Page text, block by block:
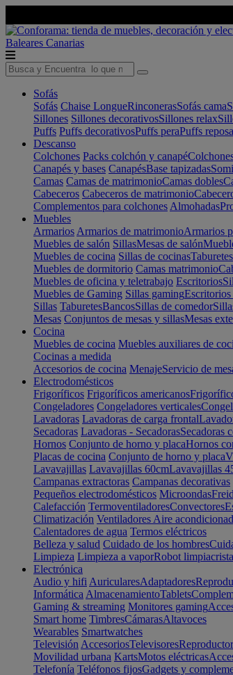
Baleares Canarias
Sofás
Sofás Chaise LongueRinconerasSofás cama
Sillones Sillones decorativosSillones relax
Puffs Puffs decorativosPuffs peraPuffs
Descanso
Colchones Packs colchón y canapé
Canapés y bases CanapésBase tapizadas
Camas Camas de matrimonioCamas dobles
Cabeceros Cabeceros de matrimonio
Complementos para colchones Almohadas
Muebles
Armarios Armarios de matrimonioArmarios
Muebles de salón SillasMesas de salón
Muebles de cocina Sillas de cocinas
Muebles de dormitorio Camas matrimonio
Muebles de oficina y teletrabajo Escritorios
Muebles de Gaming Sillas gaming
Sillas TaburetesBancosSillas de comedor
Mesas Conjuntos de mesas y sillasMesas
Cocina
Muebles de cocina Muebles auxiliares de
Cocinas a medida
Accesorios de cocina MenajeServicio de
Electrodomésticos
Frigoríficos Frigoríficos americanos
Congeladores Congeladores verticales
Lavadoras Lavadoras de carga frontal
Secadoras Lavadoras - SecadorasSecadoras
Hornos Conjunto de horno y placaHornos
Placas de cocina Conjunto de horno y placa
Lavavajillas Lavavajillas 60cmLavavajillas
Campanas extractoras Campanas decorativas
Pequeños electrodomésticos Microondas
Calefacción TermoventiladoresConvectores
Climatización Ventiladores Aire
Calentadores de agua Termos eléctricos
Belleza y salud Cuidado de los hombres
Limpieza Limpieza a vaporRobot
Electrónica
Audio y hifi AuricularesAdaptadores
Informática AlmacenamientoTablets
Gaming & streaming Monitores gaming
Smart home TimbresCámarasAltavoces
Wearables Smartwatches
Televisión AccesoriosTelevisores
Movilidad urbana KartsMotos eléctricas
Telefonía Teléfonos fijosGadgets y